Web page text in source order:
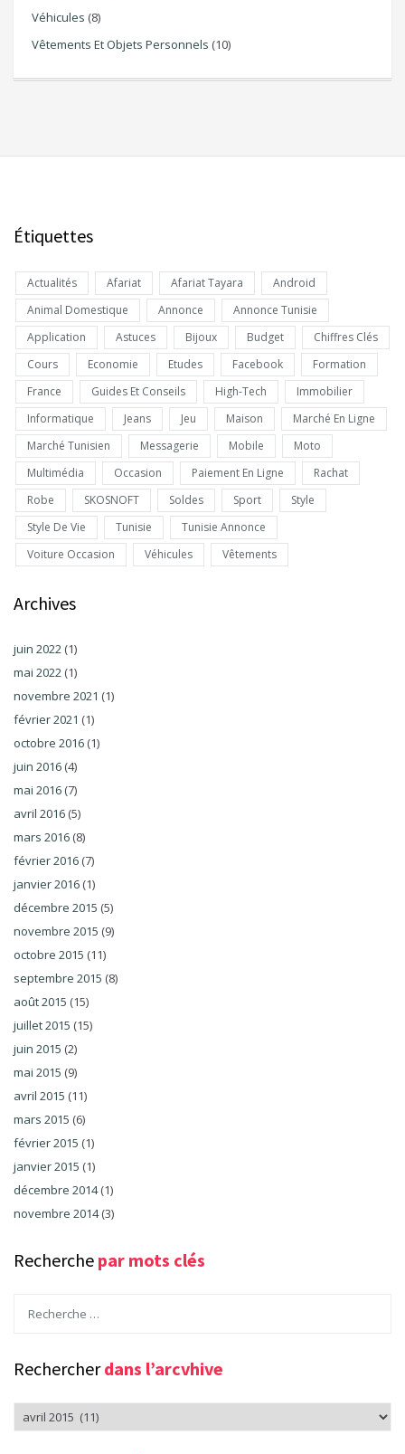
Véhicules (8)
Vêtements Et Objets Personnels (10)
Étiquettes
Actualités Afariat Afariat Tayara
Android
Animal Domestique
Annonce
Annonce Tunisie
Application
Astuces Bijoux Budget
Chiffres Clés
Cours
Economie Etudes Facebook
Formation
France
Guides Et Conseils High-Tech
Immobilier
Informatique
Jeans Jeu Maison
Marché En Ligne
Marché Tunisien
Messagerie Mobile
Moto
Multimédia
Occasion Paiement En Ligne
Rachat
Robe
SKOSNOFT Soldes Sport
Style
Style De Vie
Tunisie
Tunisie Annonce
Voiture Occasion
Véhicules Vêtements
Archives
juin 2022 (1)
mai 2022 (1)
novembre 2021 (1)
février 2021 (1)
octobre 2016 (1)
juin 2016 (4)
mai 2016 (7)
avril 2016 (5)
mars 2016 (8)
février 2016 (7)
janvier 2016 (1)
décembre 2015 (5)
novembre 2015 (9)
octobre 2015 (11)
septembre 2015 (8)
août 2015 (15)
juillet 2015 (15)
juin 2015 (2)
mai 2015 (9)
avril 2015 (11)
mars 2015 (6)
février 2015 (1)
janvier 2015 (1)
décembre 2014(1)
novembre 2014(3)
Recherche par mots clés
Rechercherdans l’arcvhive
Rechercher
dans